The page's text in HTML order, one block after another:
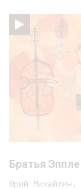
Братья Эппле
Юрий Михайлин,